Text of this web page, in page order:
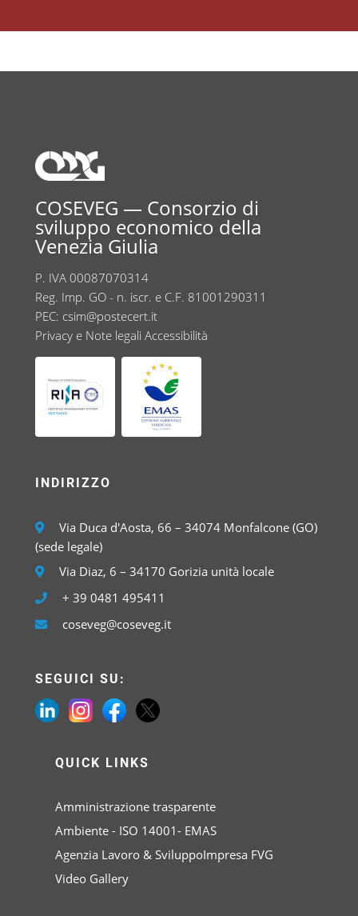
COSEVEG — Consorzio di
sviluppo economico della
Venezia Giulia
P. IVA 00087070314
Reg. Imp. GO - n. iscr. e C.F. 81001290311
PEC: csim@postecert.it
Privacy e Note legali Accessibilità
INDIRIZZO
Via Duca d'Aosta, 66 – 34074 Monfalcone (GO)
(sede legale)
Via Diaz, 6 – 34170 Gorizia unità locale
+ 39 0481 495411
coseveg@coseveg.it
SEGUICI SU:
QUICK LINKS
Amministrazione trasparente
Ambiente - ISO 14001- EMAS
Agenzia Lavoro & SviluppoImpresa FVG
Video Gallery